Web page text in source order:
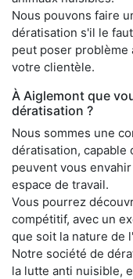
Nous pouvons faire
dératisation s'il le
peut poser problème
votre clientèle.
À Aiglemont que
dératisation ?
Nous sommes une
dératisation, capable
peuvent vous
espace de travail.
Vous pourrez
compétitif, avec un
que soit la nature de
Notre société de
la lutte anti nuisible,